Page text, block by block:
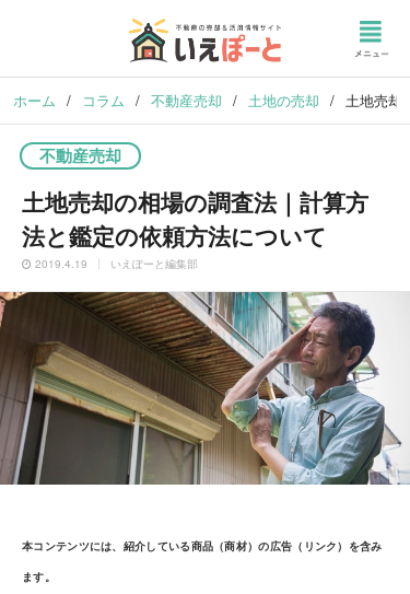
ホーム / コラム / 不動産売却 / 土地の売却 / 土地売却
不動産売却
土地売却の相場の調査法｜計算方
法と鑑定の依頼方法について
2019.4.19 いえぽーと編集部
本コンテンツには、紹介している商品（商材）の広告（リンク）を含み
ます。